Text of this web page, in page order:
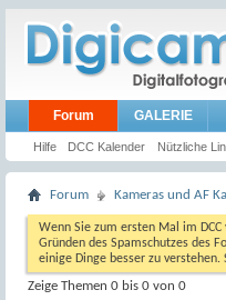
Forum
Hilfe DCC Kalender Nützliche
GALERIE
Forum Kameras und AF
Wenn Sie zum ersten Mal im
Gründen des Spamschutzes des
einige Dinge besser zu
Zeige Themen 0 bis 0 von 0